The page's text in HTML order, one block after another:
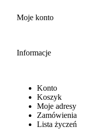
Moje konto
Informacje
Konto
Koszyk
Moje adresy
Zamówienia
Lista życzeń